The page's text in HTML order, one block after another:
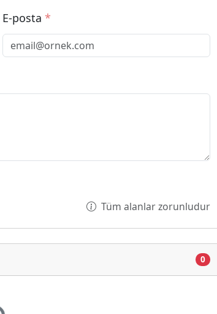
E-posta *
Tüm alanlar zorunludur
0